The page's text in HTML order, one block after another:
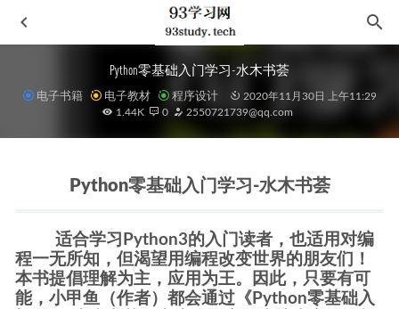
Python零基础入门学习-水木书荟
电子书籍 电子教材 程序设计
2020年11月30日 上午11:29
1.44K
0 2550721739@qq.com
Python零基础入门学习-水木书荟
适合学习Python3的入门读者，也适用对编
程一无所知，但渴望用编程改变世界的朋友们！
本书提倡理解为主，应用为王。因此，只要有可
能，小甲鱼（作者）都会通过《Python零基础入
达洛卫夫人 2021-09-05
佛系 2021-09-20
北方民族史十论 2021-03-06